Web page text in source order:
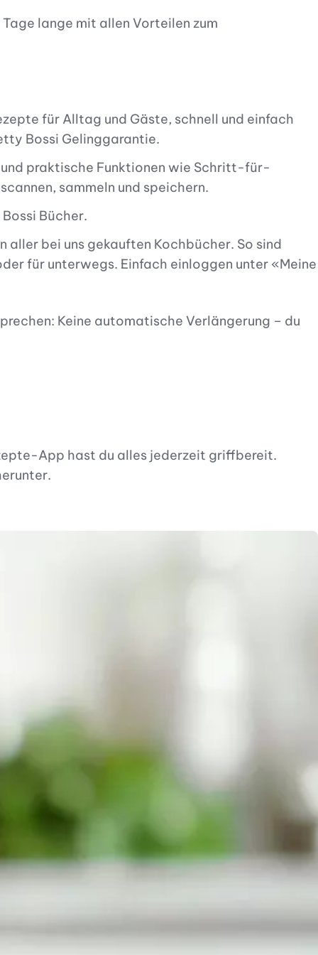
lange mit allen Vorteilen zum
für Alltag und Gäste, schnell und einfach
Bossi Gelinggarantie.
praktische Funktionen wie Schritt-für-
sammeln und speichern.
Bücher.
bei uns gekauften Kochbücher. So sind
für unterwegs. Einfach einloggen unter «Meine
Keine automatische Verlängerung – du
App hast du alles jederzeit griffbereit.